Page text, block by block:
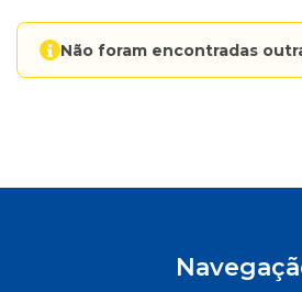
Não foram encontradas